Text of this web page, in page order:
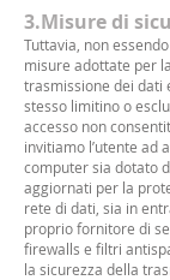
3.Misure di
Tuttavia, non
misure adottate per
trasmissione dei dati
stesso limitino o
accesso non
invitiamo l’utente ad
computer sia dotato
aggiornati per la
rete di dati, sia in
proprio fornitore di
firewalls e filtri
la sicurezza della